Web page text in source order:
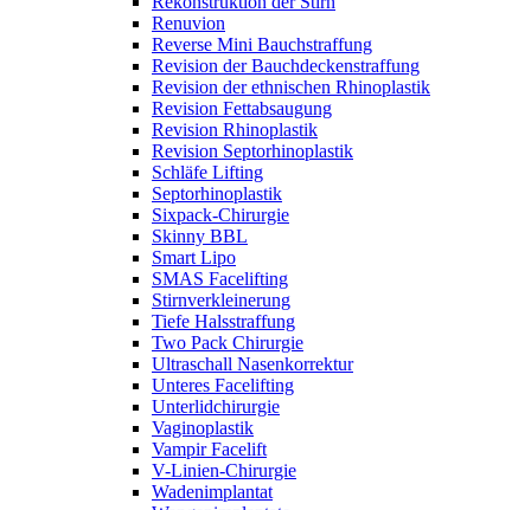
Renuvion
Reverse Mini Bauchstraffung
Revision der Bauchdeckenstraffung
Revision der ethnischen Rhinoplastik
Revision Fettabsaugung
Revision Rhinoplastik
Revision Septorhinoplastik
Schläfe Lifting
Septorhinoplastik
Sixpack-Chirurgie
Skinny BBL
Smart Lipo
SMAS Facelifting
Stirnverkleinerung
Tiefe Halsstraffung
Two Pack Chirurgie
Ultraschall Nasenkorrektur
Unteres Facelifting
Unterlidchirurgie
Vaginoplastik
Vampir Facelift
V-Linien-Chirurgie
Wadenimplantat